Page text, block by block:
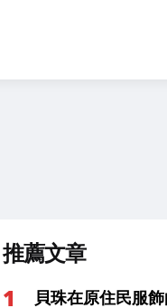
推薦文章
貝珠在原住民服